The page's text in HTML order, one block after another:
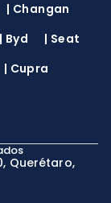
| Changan
| Byd | Seat
| Cupra
Querétaro,